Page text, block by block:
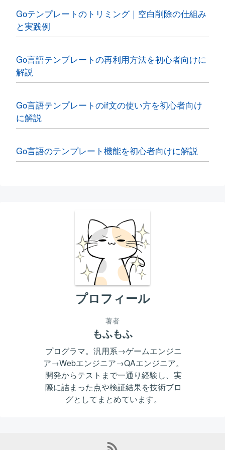
Goテンプレートのトリミング｜空白削除の仕組み
と実践例
Go言語テンプレートの再利用方法を初心者向けに
解説
Go言語テンプレートのif文の使い方を初心者向け
に解説
Go言語のテンプレート機能を初心者向けに解説
プロフィール
著者
もふもふ
プログラマ。汎用系→ゲームエンジニ
ア→Webエンジニア→QAエンジニア。
開発からテストまで一通り経験し、実
際に詰まった点や検証結果を技術ブロ
グとしてまとめています。